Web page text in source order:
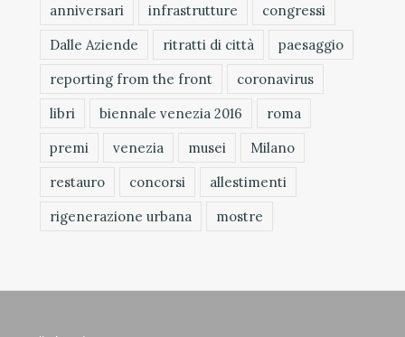
anniversari
infrastrutture
congressi
Dalle Aziende
ritratti di città
paesaggio
reporting from the front
coronavirus
libri
biennale venezia 2016
roma
premi
venezia musei
Milano
restauro
concorsi
allestimenti
rigenerazione urbana
mostre